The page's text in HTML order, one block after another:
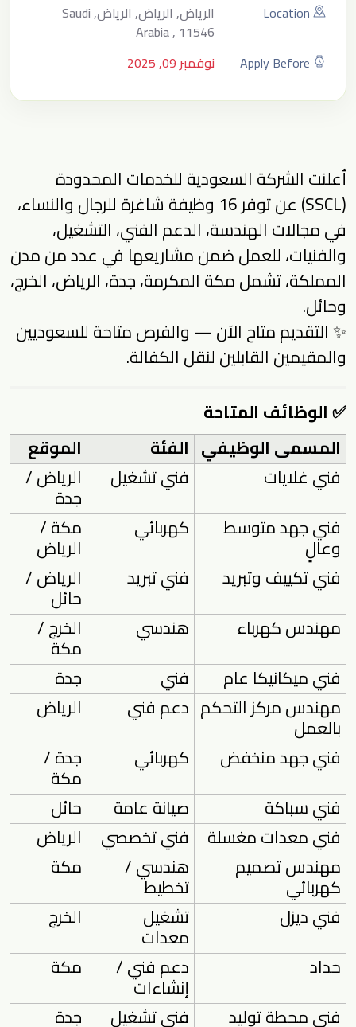
Location
الرياض, الرياض, الرياض, Saudi
Arabia , 11546
Apply Before
نوفمبر 09, 2025
أعلنت الشركة السعودية للخدمات المحدودة
(SSCL) عن توفر 16 وظيفة شاغرة للرجال والنساء،
في مجالات الهندسة، الدعم الفني، التشغيل،
والفنيات، للعمل ضمن مشاريعها في عدد من مدن
المملكة، تشمل مكة المكرمة، جدة، الرياض، الخرج،
وحائل.
✨ التقديم متاح الآن — والفرص متاحة للسعوديين
والمقيمين القابلين لنقل الكفالة.
✅ الوظائف المتاحة
المسمى الوظيفي الفئة
الموقع
فني غلايات
فني تشغيل الرياض /
جدة
فني جهد متوسط
وعالٍ
كهربائي مكة /
الرياض
فني تكييف وتبريد
فني تبريد الرياض /
حائل
مهندس كهرباء
هندسي الخرج /
مكة
فني ميكانيكا عام
فني
جدة
مهندس مركز التحكم
بالعمل
دعم فني
الرياض
فني جهد منخفض
كهربائي جدة /
مكة
فني سباكة
صيانة عامة
حائل
فني معدات مغسلة
فني تخصصي
الرياض
مهندس تصميم
كهربائي
هندسي /
تخطيط
مكة
فني ديزل
تشغيل
معدات
الخرج
حداد
دعم فني /
إنشاءات
مكة
فني محطة توليد
فني تشغيل جدة